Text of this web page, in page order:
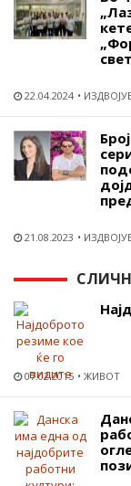
22.04.2024
21.08.2023
07.02.2015 ЖИВОТ